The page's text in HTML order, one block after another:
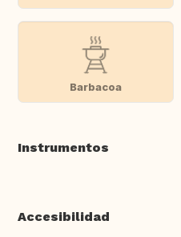
Barbacoa
Instrumentos
Accesibilidad